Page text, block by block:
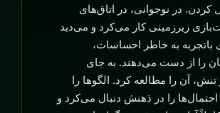
کردن. در نوجوانی، در اتاق‌های
زیرزمینی کار می‌کرد و می‌دید
باتجربه به خاطر احساسات،
را از دست می‌دهند. به جای
آن را مطالعه کرد. الگوها را
را در ذهنش دنبال می‌کرد و